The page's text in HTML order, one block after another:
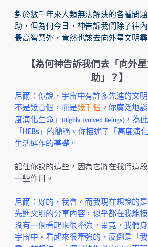
對於數千年來人類無法解決的各種問
助，但為何今日，神告訴我們除了往
最高智慧外，竟然也該去向外星文明
【為何神告訴我們去「向外
助」？】
尼爾：你說，宇宙中有許多先進的文
不是幾百個，而是幾千個 。你廣泛地
度演化生命」
(Highly Evolved Beings) ，為
「HEBs」的簡稱。你描述了「高度演
生活運作的基礎。
記住你說的這些，因為它將在我們這
一些作用。
尼爾：好的，我會。而我現在想說的
先進文明的分享內容，似乎都在我能
沒有一個看起來很牽強。畢竟，我們
宇宙中。看起來很牽強的，反倒是「